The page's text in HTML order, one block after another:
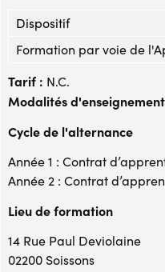
Dispositif
Formation par voie de
Tarif : N.C.
Modalités
Cycle de l'alternance
Année 1 : Contrat
Année 2 : Contrat
Lieu de formation
14 Rue Paul Deviolaine
02200 Soissons